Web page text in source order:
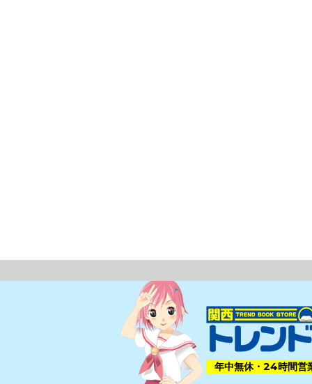
年中無休・24時間営